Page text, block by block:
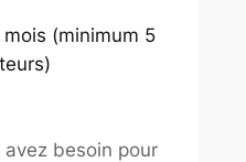
(minimum 5
besoin pour